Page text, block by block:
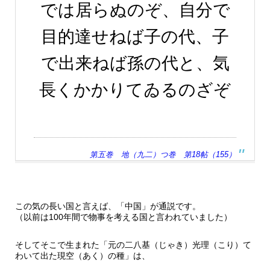
では居らぬのぞ、自分で
目的達せねば子の代、子
で出来ねば孫の代と、気
長くかかりてゐるのざぞ
第五巻 地（九二）つ巻 第18帖（155）
この気の長い国と言えば、「中国」が通説です。
（以前は100年間で物事を考える国と言われていました）
そしてそこで生まれた「元の二八基（じゃき）光理（こり）て
わいて出た現空（あく）の種」は、